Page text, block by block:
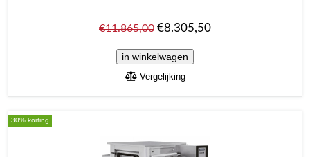
€11.865,00 €8.305,50
Vergelijking
30% korting